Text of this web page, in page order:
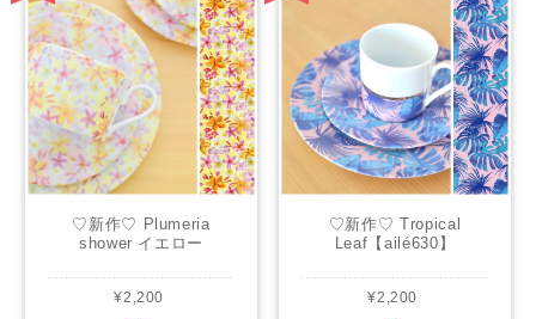
♡新作♡ Plumeria
shower イエロー
¥2,200
♡新作♡ Tropical
Leaf【ailé630】
¥2,200